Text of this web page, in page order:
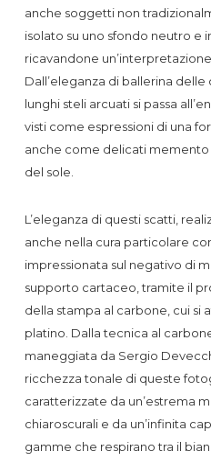
anche soggetti non
isolato su uno sfondo neutro e
ricavandone
Dall’eleganza di ballerina
lunghi steli arcuati si passa
visti come espressioni di una
anche come delicati
del sole.
L’eleganza di questi scatti,
anche nella cura particolare
impressionata sul negativo di
supporto cartaceo, tramite il
della stampa al carbone, cui si
platino. Dalla tecnica al
maneggiata da Sergio
ricchezza tonale di queste
caratterizzate da un’estrema
chiaroscurali e da un’infinita
gamme che respirano tra il